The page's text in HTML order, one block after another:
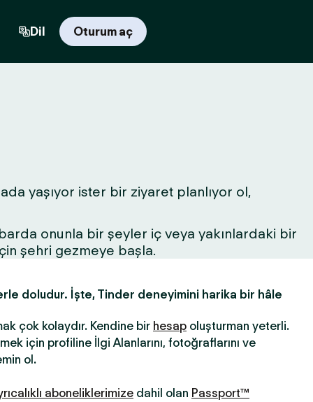
Dil Oturum aç
yaşıyor ister bir ziyaret planlıyor ol,
onunla bir şeyler iç veya yakınlardaki bir
şehri gezmeye başla.
doludur. İşte, Tinder deneyimini harika bir hâle
çok kolaydır. Kendine bir hesap oluşturman yeterli.
için profiline İlgi Alanlarını, fotoğraflarını ve
ol.
aboneliklerimize dahil olan Passport™